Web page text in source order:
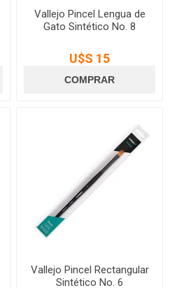
Vallejo Pincel Lengua de
Gato Sintético No. 8
U$S 15
Vallejo Pincel Rectangular
Sintético No. 6